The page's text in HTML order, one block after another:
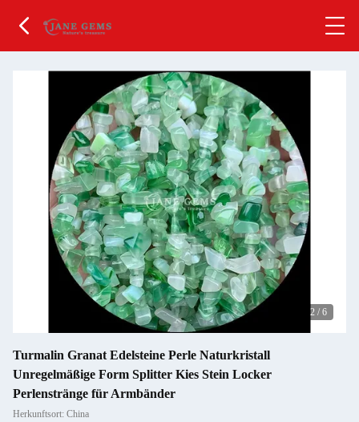
2 / 6
Turmalin Granat Edelsteine Perle Naturkristall
Unregelmäßige Form Splitter Kies Stein Locker
Perlenstränge für Armbänder
Herkunftsort: China